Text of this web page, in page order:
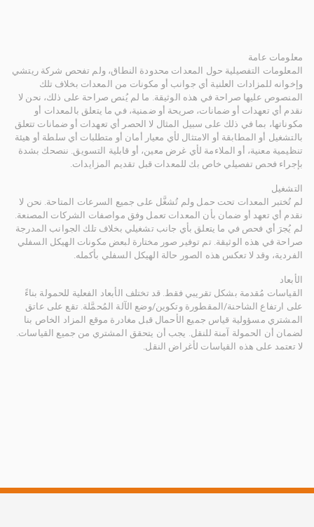
معلومات عامة
المعلومات التفصيلية حول المعدات محدودة النطاق، ولم تفحص شركة ريتشي
وإخوانه للمزادات العلنية أي جوانب أو مكونات من المعدات بخلاف تلك
المنصوص عليها صراحة في هذه الوثيقة. ما لم يُنص صراحة على ذلك، نحن لا
نقدم أي تعهدات أو ضمانات، صريحة أو ضمنية، في ما يتعلق بالمعدات أو
مكوناتها، بما في ذلك على سبيل المثال لا الحصر أي تعهدات أو ضمانات تتعلق
بالتشغيل أو المطابقة أو الامتثال لأي معيار أمان أو متطلبات أي سلطة أو هيئة
تنظيمية معنية، أو الملاءمة لأي غرض معين، أو قابلية التسويق. ننصحك بشدة
بإجراء فحص تفصيلي خاص بك للمعدات قبل تقديم المزايدات.
التشغيل
لم تُختبر المعدات تحت حمل ولم تُشغَّل على جميع السرعات المتاحة. نحن لا
نقدم أي تعهد أو ضمان بأن المعدات تعمل وفق مواصفات الشركات المصنعة.
لم يُجرَ أي فحص في ما يتعلق بأي جانب تشغيلي بخلاف تلك الجوانب المدرجة
صراحة في هذه الوثيقة. تم توفير صور مختارة لبعض مكونات الهيكل السفلي
الفردية، وقد لا تعكس هذه الصور حالة الهيكل السفلي بأكمله.
الأبعاد
القياسات مُقدمة بشكل تقريبي فقط. قد تختلف الأبعاد الفعلية للحمولة بناءً
على ارتفاع الشاحنة/المقطورة وتكوين/وضع الآلة المُحمَّلة. تقع على عاتق
المشتري مسؤولية قياس جميع الأحمال قبل مغادرة موقع المزاد الخاص بنا
لضمان أن الحمولة آمنة للنقل. يجب أن يتحقق المشتري من جميع القياسات.
لا تعتمد على هذه القياسات لأغراض النقل.